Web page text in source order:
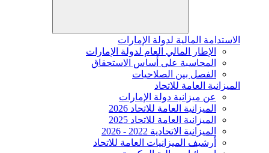
الاستدامة المالية لدولة الإمارات
الإطار المالي العام لدولة الإمارات
المحاسبة على أساس الاستحقاق
الفصل بين الصلاحيات
الميزانية العامة للاتحاد
عن ميزانية دولة الإمارات
الميزانية العامة للاتحاد 2026
الميزانية العامة للاتحاد 2025
الميزانية الاتحادية 2022 - 2026
أرشيف الميزانيات العامة للاتحاد